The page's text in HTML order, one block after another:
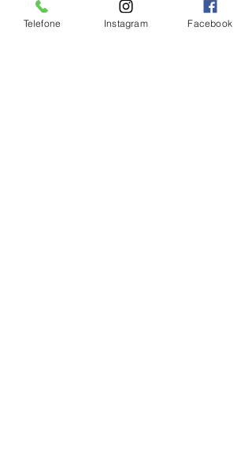
IGREJATelefone Instagram Facebook